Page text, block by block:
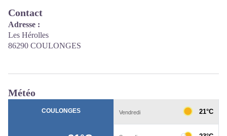
Contact
Adresse :
Les Hérolles
86290 COULONGES
Météo